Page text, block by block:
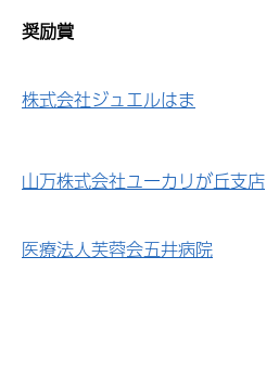
奨励賞
株式会社ジュエルはま
山万株式会社ユーカリが丘支店
医療法人芙蓉会五井病院